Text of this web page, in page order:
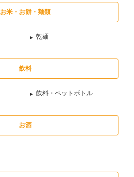
お米・お餅・麺類
乾麺
飲料
飲料・ペットボトル
お酒